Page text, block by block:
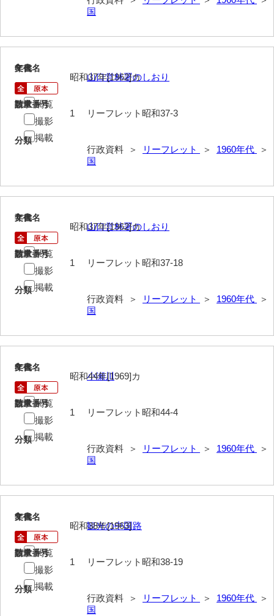
国
6
文書名
山口営林署のしおり
請求番号
リーフレット昭和37-3
分類
行政資料 ＞ リーフレット ＞ 1960年代
＞
国
年代
昭和37年[1962]カ
数量
1
閲覧
撮影
掲載
7
文書名
山口営林署のしおり
請求番号
リーフレット昭和37-18
分類
行政資料 ＞ リーフレット ＞ 1960年代
＞
国
年代
昭和37年[1962]カ
数量
1
閲覧
撮影
掲載
8
文書名
小瀬川
請求番号
リーフレット昭和44-4
分類
行政資料 ＞ リーフレット ＞ 1960年代
＞
国
年代
昭和44年[1969]カ
数量
1
閲覧
撮影
掲載
9
文書名
観光の中国路
請求番号
リーフレット昭和38-19
分類
行政資料 ＞ リーフレット ＞ 1960年代
＞
国
年代
昭和38年[1963]
数量
1
閲覧
撮影
掲載